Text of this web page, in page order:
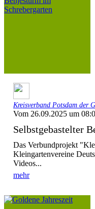
Kreisverband Potsdam der
Vom 26.09.2025 um
Selbstgebastelter
Das Verbundprojekt
Kleingartenvereine
Videos...
mehr